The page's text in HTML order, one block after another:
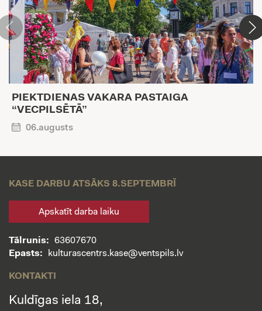
PIEKTDIENAS VAKARA PASTAIGA
“VECPILSĒTĀ”
06.augusts
KASE DARBU ATSĀKS 8.SEPTEMBRĪ
Apskatīt darba laiku
Tālrunis:
63607670
Epasts:
kulturascentrs.kase@ventspils.lv
KONTAKTI
Kuldīgas iela 18,